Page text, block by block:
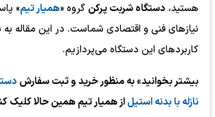
هستید، دستگاه شربت پرکن گروه «همیار تیم»
نیازهای فنی و اقتصادی شماست. در این مقاله به
کاربردهای این دستگاه می‌پردازیم.
بیشتر بخوانید» به منظور خرید و ثبت سفارش
نازله با بدنه استیلاز همیار تیم همین حالا کلیک